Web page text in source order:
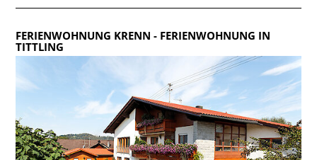
FERIENWOHNUNG KRENN - FERIENWOHNUNG IN
TITTLING